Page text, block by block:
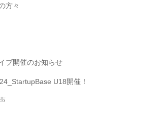
方々
ブ開催のお知らせ
U18開催！